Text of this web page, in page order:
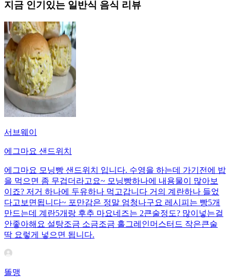
지금 인기있는 일반식 음식 리뷰
서브웨이
에그마요 샌드위치
에그마요 모닝빵 샌드위치 입니다. 수영을 하는데 가기전에 밥
을 먹으면 좀 무겁더라고요~ 모닝빵하나에 내용물이 많아보
이죠? 저거 하나에 두유하나 먹고갑니다 거의 계란하나 들었
다고보면됩니다~ 포만감은 정말 엄청나구요 레시피는 빵5개
만드는데 계란5개랑 후추 마요네즈는 2큰술정도? 많이넣는걸
안좋아해요 설탕조금 소금조금 홀그레인머스터드 작은큰술
딱 요렇게 넣으면 됩니다.
똘맹